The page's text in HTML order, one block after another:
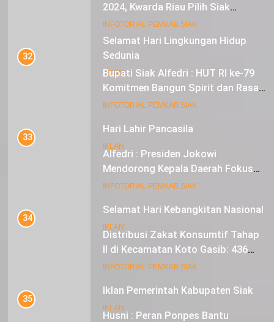
Selamat Hari Lingkungan Hidup
Sedunia
IKLAN
Hari Lahir Pancasila
IKLAN
Selamat Hari Kebangkitan Nasional
IKLAN
Iklan Pemerintah Kabupaten Siak
IKLAN
2024, Kwarda Riau Pilih Siak
Sebagai Tuan Rumah
INFOTORIAL PEMKAB SIAK
32
Bupati Siak Alfedri : HUT RI ke-79
Komitmen Bangun Spirit dan Rasa
Nasionalisme
INFOTORIAL PEMKAB SIAK
33
Alfedri : Presiden Jokowi
Mendorong Kepala Daerah Fokus
pada Inflasi dan Pilkada Serentak
INFOTORIAL PEMKAB SIAK
34
Distribusi Zakat Konsumtif Tahap
II di Kecamatan Koto Gasib: 436
Mustahik Terima Bantuan
INFOTORIAL PEMKAB SIAK
35
Husni : Peran Ponpes Bantu